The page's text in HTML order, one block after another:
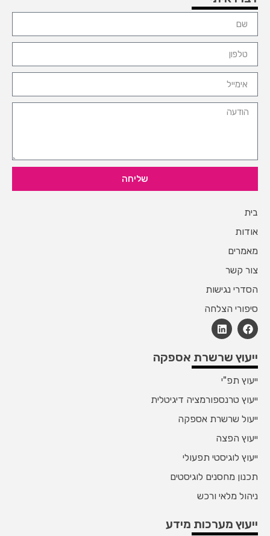
שליחה
בית
אודות
מאמרים
צור קשר
הסדרי נגישות
סיפורי הצלחה
ייעוץ שרשרת אספקה
ייעוץ תפ"י
ייעוץ טרנספורמציה דיגיטלית
ייעול שרשרת אספקה
ייעוץ הפצה
ייעוץ לוגיסטי תפעולי
תכנון מחסנים לוגיסטים
ניהול מלאי ורכש
ייעוץ מערכות מידע